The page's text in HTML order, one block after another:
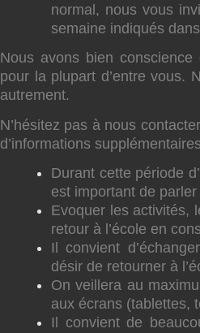
normal, nous vous
semaine indiqués
Nous avons bien
pour la plupart d’entre vous.
autrement.
N’hésitez pas à nous
d’informations
Durant cette période
est important de parler
Evoquer les activités,
retour à l’école en
Il convient
désir de retourner à
On veillera au
aux écrans (tablettes,
Il convient de